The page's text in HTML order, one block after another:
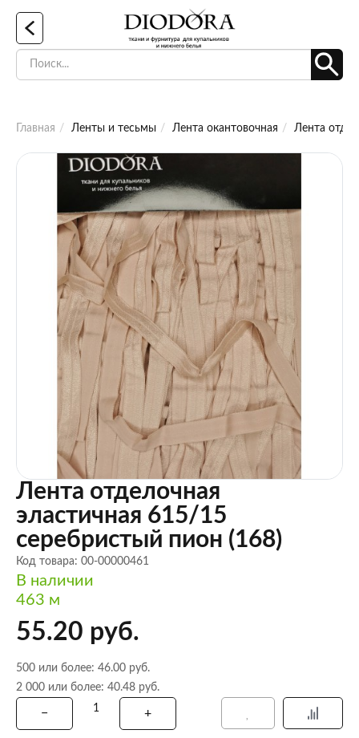
Главная Ленты и тесьмы Лента окантовочная Лента
Лента отделочная
эластичная 615/15
серебристый пион (168)
Код товара: 00-00000461
В наличии
463 м
55.20 руб.
500 или более: 46.00 руб.
2 000 или более: 40.48 руб.